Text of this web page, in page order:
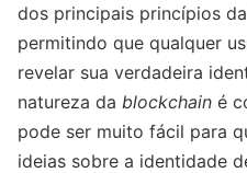
dos principais princípios
permitindo que qualquer
revelar sua verdadeira
natureza da blockchain é
pode ser muito fácil para
ideias sobre a identidade